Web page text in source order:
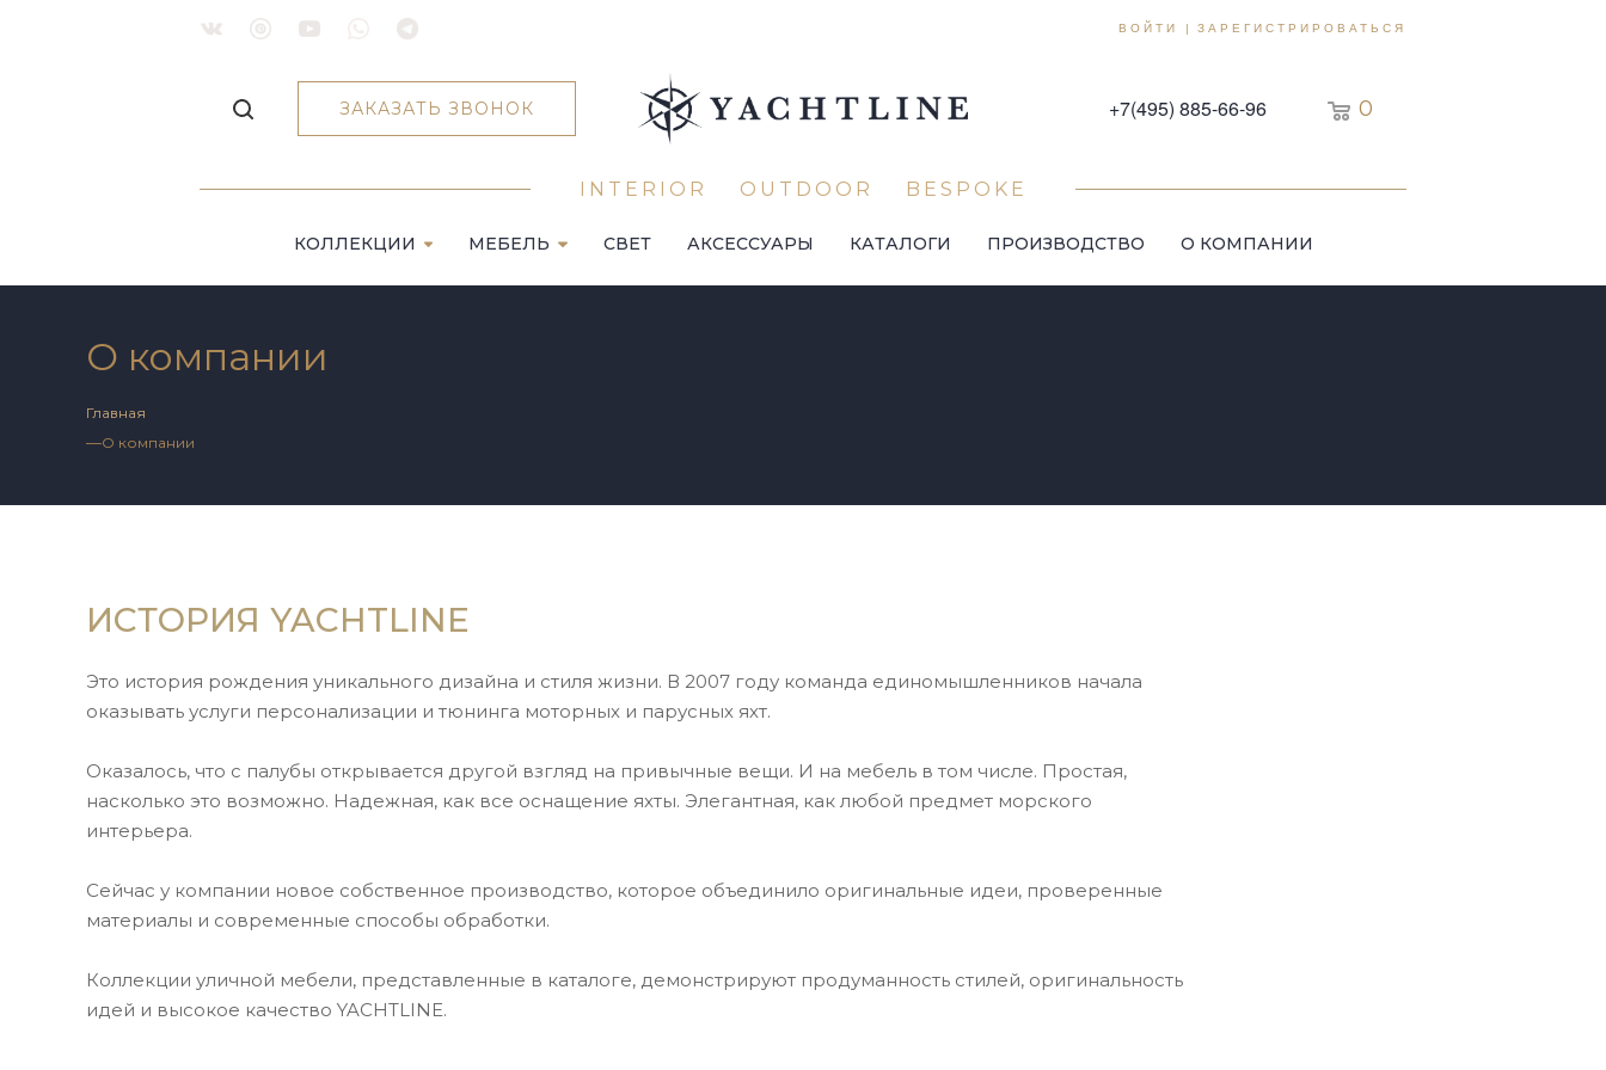
ВОЙТИ | ЗАРЕГИСТРИРОВАТЬСЯ
ЗАКАЗАТЬ ЗВОНОК +7(495) 885-66-96 0
INTERIOR OUTDOOR BESPOKE
КОЛЛЕКЦИИ МЕБЕЛЬ СВЕТ АКСЕССУАРЫ КАТАЛОГИ ПРОИЗВОДСТВО О КОМПАНИИ
О компании
Главная
—О компании
ИСТОРИЯ YACHTLINE
Это история рождения уникального дизайна и стиля жизни. В 2007 году команда единомышленников начала
оказывать услуги персонализации и тюнинга моторных и парусных яхт.
Оказалось, что с палубы открывается другой взгляд на привычные вещи. И на мебель в том числе. Простая,
насколько это возможно. Надежная, как все оснащение яхты. Элегантная, как любой предмет морского
интерьера.
Сейчас у компании новое собственное производство, которое объединило оригинальные идеи, проверенные
материалы и современные способы обработки.
Коллекции уличной мебели, представленные в каталоге, демонстрируют продуманность стилей, оригинальность
идей и высокое качество YACHTLINE.